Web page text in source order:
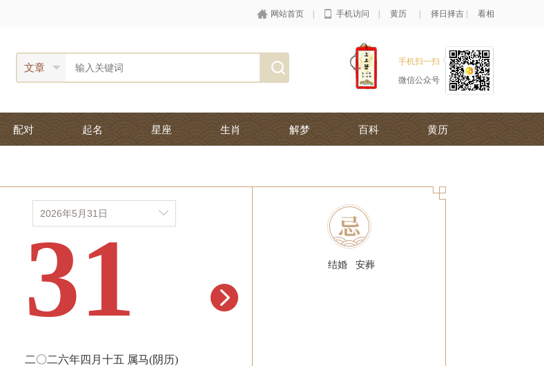
网站首页 手机访问 黄历 择日择吉 看相
文章
手机扫一扫
微信公众号
配对 起名 星座 生肖 解梦 百科 黄历
31
二〇二六年四月十五 属马(阴历)
结婚 安葬